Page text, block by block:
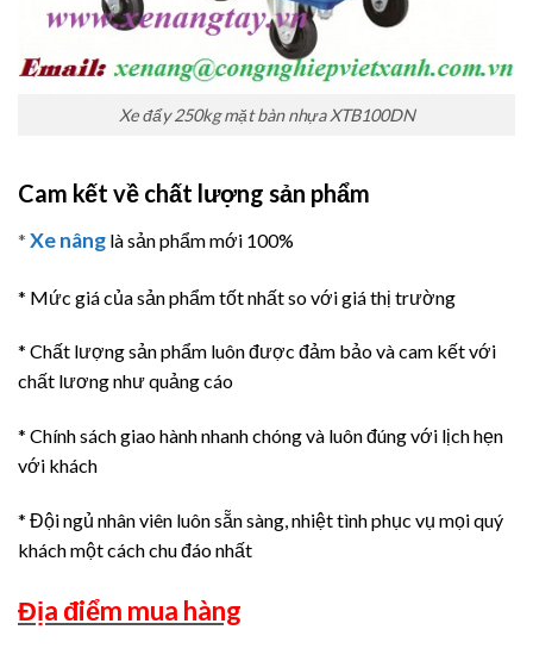
Xe đẩy 250kg mặt bàn nhựa XTB100DN
Cam kết về chất lượng sản phẩm
* Xe nâng là sản phẩm mới 100%
* Mức giá của sản phẩm tốt nhất so với giá thị trường
* Chất lượng sản phẩm luôn được đảm bảo và cam kết với
chất lương như quảng cáo
* Chính sách giao hành nhanh chóng và luôn đúng với lịch hẹn
với khách
* Đội ngủ nhân viên luôn sẵn sàng, nhiệt tình phục vụ mọi quý
khách một cách chu đáo nhất
Địa điểm mua hàng